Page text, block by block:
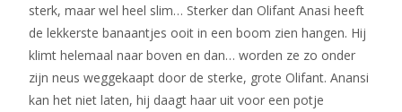
sterk, maar wel heel slim… Sterker dan Olifant Anasi heeft
de lekkerste banaantjes ooit in een boom zien hangen. Hij
klimt helemaal naar boven en dan… worden ze zo onder
zijn neus weggekaapt door de sterke, grote Olifant. Anansi
kan het niet laten, hij daagt haar uit voor een potje